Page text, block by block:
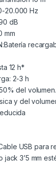
20.000 Hz
dB
mm
12 h*
2-3 h
del
y del
USB para
jack 3’5 mm